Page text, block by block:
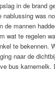
in de brand
nablussing was
de mannen
wat te regelen
te bekennen.
naar de
bus karnemelk.